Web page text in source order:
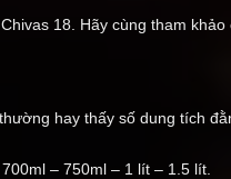
18. Hãy cùng tham
hay thấy số dung tích
– 750ml – 1 lít – 1.5 lít.